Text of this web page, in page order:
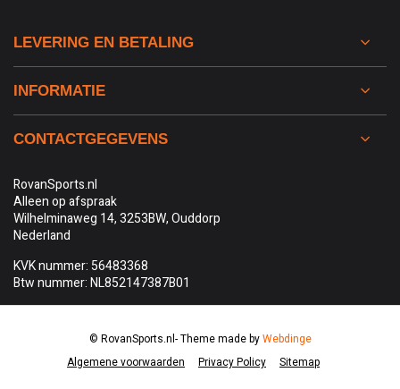
LEVERING EN BETALING
INFORMATIE
CONTACTGEGEVENS
RovanSports.nl
Alleen op afspraak
Wilhelminaweg 14, 3253BW, Ouddorp
Nederland
KVK nummer: 56483368
Btw nummer: NL852147387B01
Algemene voorwaarden Privacy Policy Sitemap
© RovanSports.nl- Theme made byWebdinge